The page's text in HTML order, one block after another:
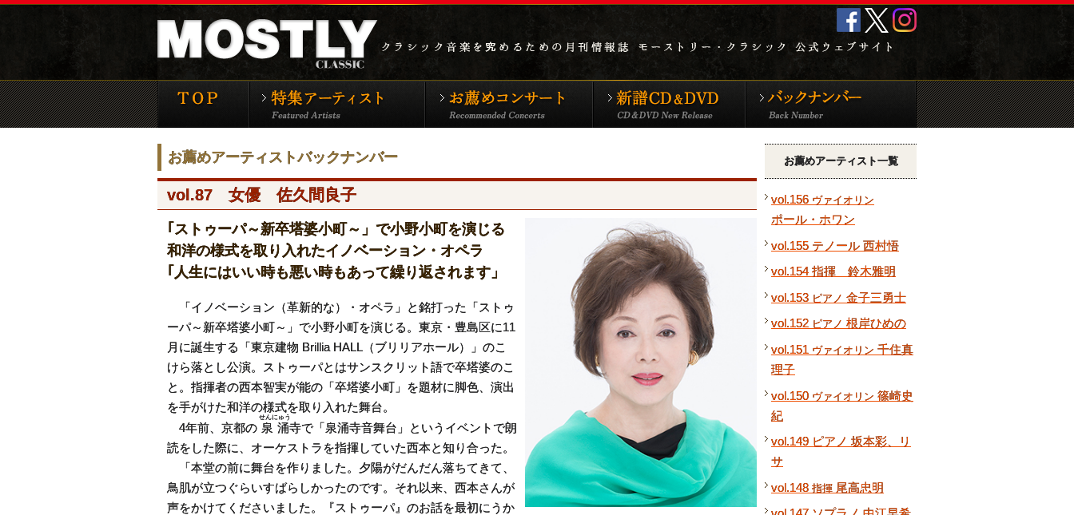
モーストリー・クラシックTOP 特集アーティスト お薦めコンサート 新譜CD＆DVD バックナンバー
お薦めアーティストバックナンバー
vol.87 女優 佐久間良子
｢ストゥーパ～新卒塔婆小町～」で小野小町を演じる
和洋の様式を取り入れたイノベーション・オペラ
｢人生にはいい時も悪い時もあって繰り返されます」
「イノベーション（革新的な）・オペラ」と銘打った「ストゥ
ーパ～新卒塔婆小町～」で小野小町を演じる。東京・豊島区に11
月に誕生する「東京建物 Brillia HALL（ブリリアホール）」のこ
けら落とし公演。ストゥーパとはサンスクリット語で卒塔婆のこ
と。指揮者の西本智実が能の「卒塔婆小町」を題材に脚色、演出
を手がけた和洋の様式を取り入れた舞台。
4年前、京都の 泉涌
せんにゅう
寺で「泉涌寺音舞台」というイベントで朗
読をした際に、オーケストラを指揮していた西本と知り合った。
「本堂の前に舞台を作りました。夕陽がだんだん落ちてきて、
鳥肌が立つぐらいすばらしかったのです。それ以来、西本さんが
声をかけてくださいました。『ストゥーパ』のお話を最初にうか
お薦めアーティスト一覧
vol.156 ヴァイオリン
ポール・ホワン
vol.155 テノール 西村悟
vol.154 指揮 鈴木雅明
vol.153 ピアノ 金子三勇士
vol.152 ピアノ 根岸ひめの
vol.151 ヴァイオリン 千住真
理子
vol.150 ヴァイオリン 篠崎史
紀
vol.149 ピアノ 坂本彩、リ
サ
vol.148 指揮 尾高忠明